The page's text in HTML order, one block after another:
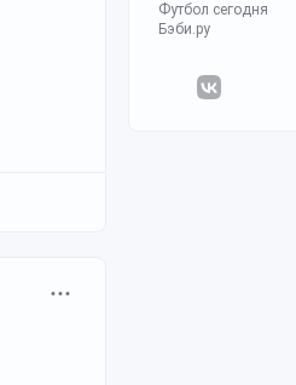
Футбол сегодня
Бэби.ру